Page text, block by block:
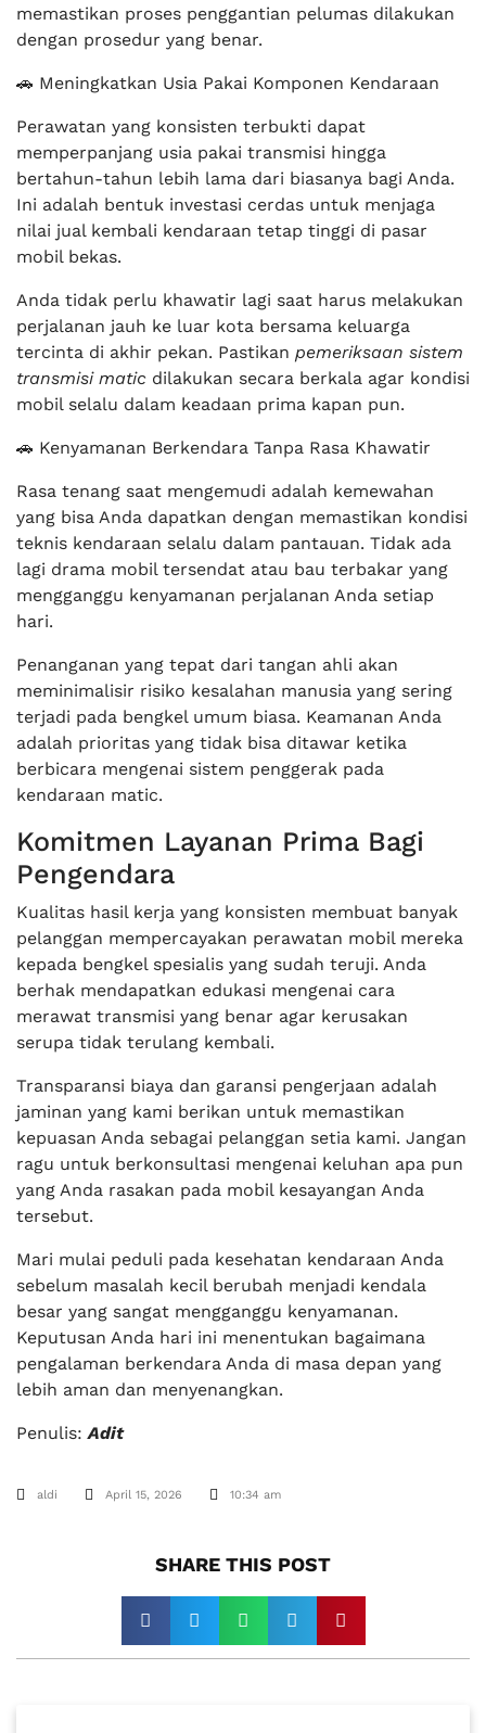
memastikan proses penggantian pelumas dilakukan
dengan prosedur yang benar.
🚗 Meningkatkan Usia Pakai Komponen Kendaraan
Perawatan yang konsisten terbukti dapat
memperpanjang usia pakai transmisi hingga
bertahun-tahun lebih lama dari biasanya bagi Anda.
Ini adalah bentuk investasi cerdas untuk menjaga
nilai jual kembali kendaraan tetap tinggi di pasar
mobil bekas.
Anda tidak perlu khawatir lagi saat harus melakukan
perjalanan jauh ke luar kota bersama keluarga
tercinta di akhir pekan. Pastikan pemeriksaan sistem
transmisi matic dilakukan secara berkala agar kondisi
mobil selalu dalam keadaan prima kapan pun.
🚗 Kenyamanan Berkendara Tanpa Rasa Khawatir
Rasa tenang saat mengemudi adalah kemewahan
yang bisa Anda dapatkan dengan memastikan kondisi
teknis kendaraan selalu dalam pantauan. Tidak ada
lagi drama mobil tersendat atau bau terbakar yang
mengganggu kenyamanan perjalanan Anda setiap
hari.
Penanganan yang tepat dari tangan ahli akan
meminimalisir risiko kesalahan manusia yang sering
terjadi pada bengkel umum biasa. Keamanan Anda
adalah prioritas yang tidak bisa ditawar ketika
berbicara mengenai sistem penggerak pada
kendaraan matic.
Komitmen Layanan Prima Bagi
Pengendara
Kualitas hasil kerja yang konsisten membuat banyak
pelanggan mempercayakan perawatan mobil mereka
kepada bengkel spesialis yang sudah teruji. Anda
berhak mendapatkan edukasi mengenai cara
merawat transmisi yang benar agar kerusakan
serupa tidak terulang kembali.
Transparansi biaya dan garansi pengerjaan adalah
jaminan yang kami berikan untuk memastikan
kepuasan Anda sebagai pelanggan setia kami. Jangan
ragu untuk berkonsultasi mengenai keluhan apa pun
yang Anda rasakan pada mobil kesayangan Anda
tersebut.
Mari mulai peduli pada kesehatan kendaraan Anda
sebelum masalah kecil berubah menjadi kendala
besar yang sangat mengganggu kenyamanan.
Keputusan Anda hari ini menentukan bagaimana
pengalaman berkendara Anda di masa depan yang
lebih aman dan menyenangkan.
Penulis:Adit
aldi April 15, 2026 10:34 am
SHARE THIS POST​